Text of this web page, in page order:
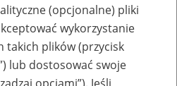
strona nie została znaleziona.
404
(opcjonalne) pliki
wykorzystanie
takich plików (przycisk
lub dostosować swoje